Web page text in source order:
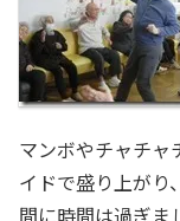
マンボやチャチャ
イドで盛り上がり